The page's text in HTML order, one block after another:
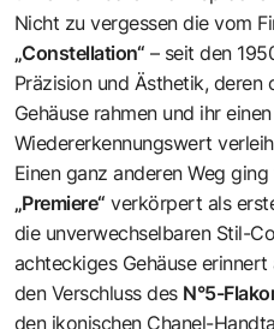
Nicht zu vergessen die vom
„Constellation“ – seit den
Präzision und Ästhetik, deren
Gehäuse rahmen und ihr
Wiedererkennungswert
Einen ganz anderen Weg
„Premiere“ verkörpert als
die unverwechselbaren Stil-
achteckiges Gehäuse
den Verschluss des N°5-
den ikonischen Chanel-